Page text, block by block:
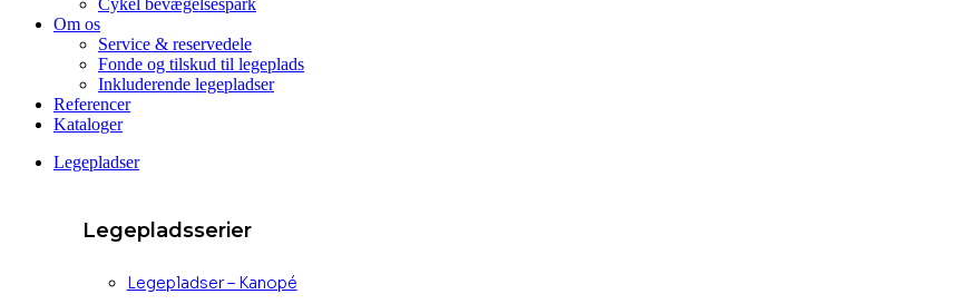
Cykel bevægelsespark
Om os
Service & reservedele
Fonde og tilskud til legeplads
Inkluderende legepladser
Referencer
Kataloger
Legepladser
Legepladsserier
Legepladser – Kanopé